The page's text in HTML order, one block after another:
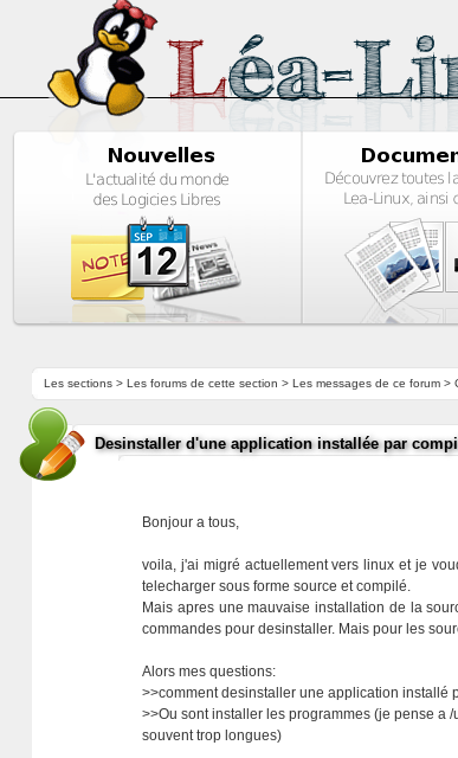
Les sections> Les forums de cette section > Les messages de ce forum>
Desinstaller d'une application installée par
Bonjour a tous,
voila, j'ai migré actuellement vers linux et je
telecharger sous forme source et compilé.
Mais apres une mauvaise installation de la
commandes pour desinstaller. Mais pour les
Alors mes questions:
>>comment desinstaller une application installé
>>Ou sont installer les programmes (je pense a
souvent trop longues)